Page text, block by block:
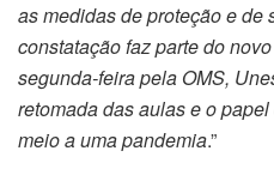
as medidas de proteção e de
constatação faz parte do
segunda-feira pela OMS,
retomada das aulas e o
meio a uma pandemia.”